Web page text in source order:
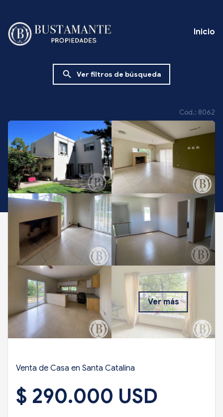
Inicio
search Ver filtros de búsqueda
Cód.: 8062
Ver más
Venta de Casa en Santa Catalina
$ 290.000 USD